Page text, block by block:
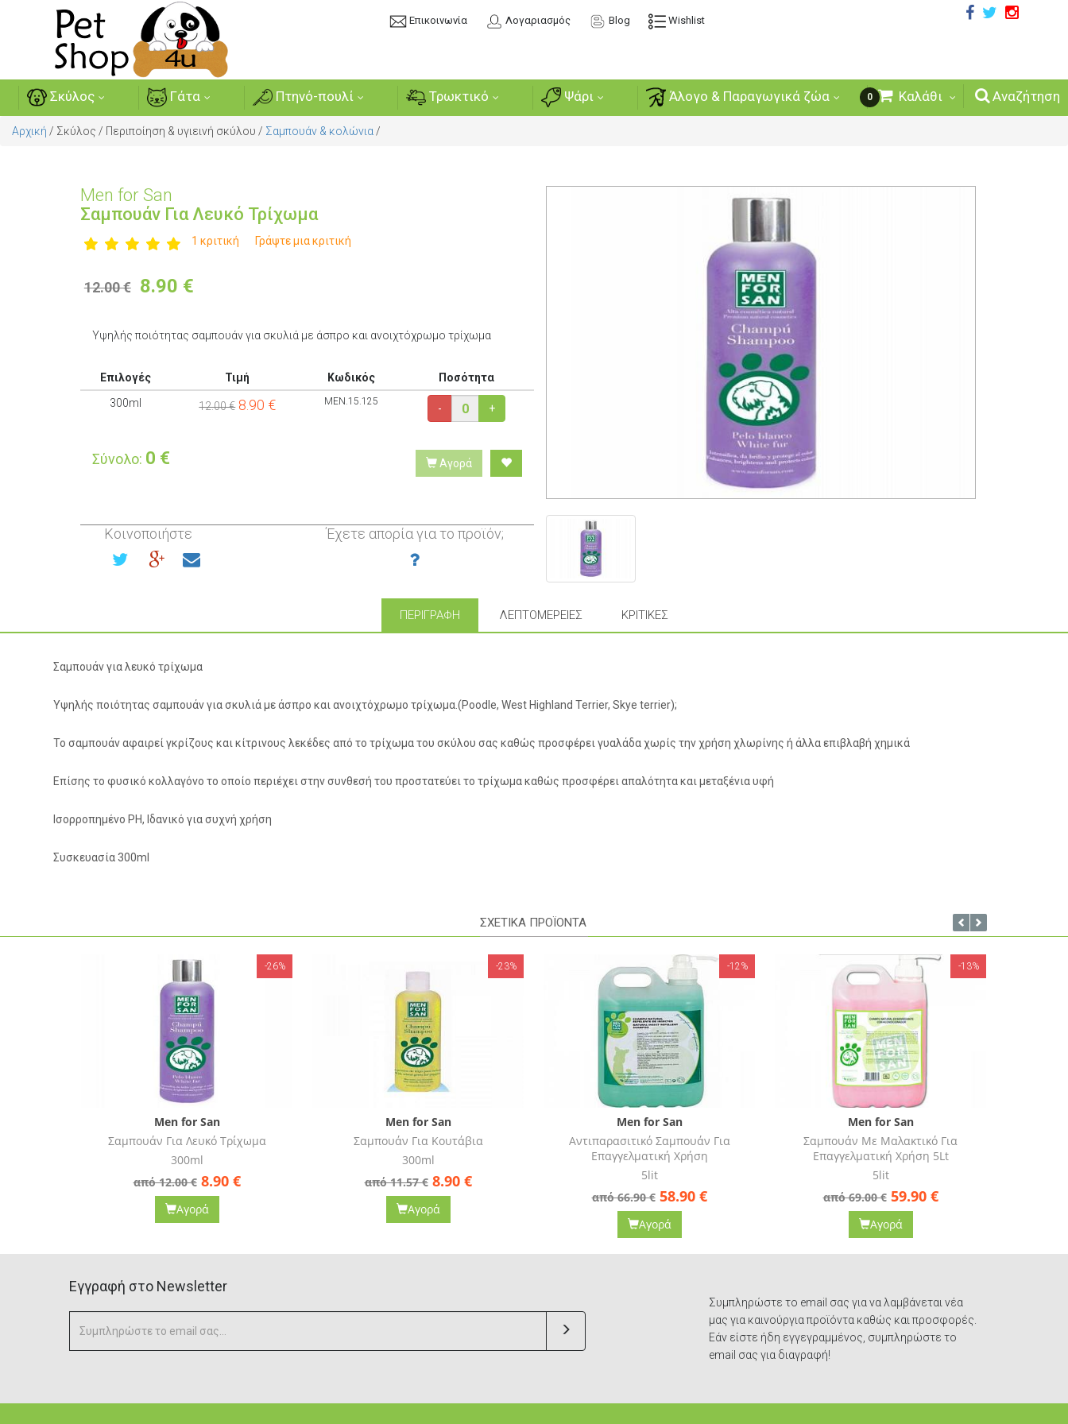
Επικοινωνία Λογαριασμός Blog Wishlist
Σκύλος Γάτα Πτηνό-πουλί Τρωκτικό Ψάρι Άλογο & Παραγωγικά ζώα Αναζήτηση
0 Καλάθι
Αρχική / Σκύλος / Περιποίηση & υγιεινή σκύλου / Σαμπουάν & κολώνια /
Men for San
Σαμπουάν Για Λευκό Τρίχωμα
1 κριτική Γράψτε μια κριτική
12.00 € 8.90 €
Υψηλής ποιότητας σαμπουάν για σκυλιά με άσπρο και ανοιχτόχρωμο τρίχωμα
Επιλογές Τιμή Κωδικός
Ποσότητα
300ml
12.00 € 8.90 € MEN.15.125
- +
Σύνολο: 0 € Αγορά
Κοινοποιήστε Έχετε απορία για το προϊόν;
ΠΕΡΙΓΡΑΦΉ ΛΕΠΤΟΜΈΡΕΙΕΣ ΚΡΙΤΙΚΈΣ
Σαμπουάν για λευκό τρίχωμα
Υψηλής ποιότητας σαμπουάν για σκυλιά με άσπρο και ανοιχτόχρωμο τρίχωμα.(Poodle, West Highland Terrier, Skye terrier);
Το σαμπουάν αφαιρεί γκρίζους και κίτρινους λεκέδες από το τρίχωμα του σκύλου σας καθώς προσφέρει γυαλάδα χωρίς την χρήση χλωρίνης ή άλλα επιβλαβή χημικά
Επίσης το φυσικό κολλαγόνο το οποίο περιέχει στην συνθεσή του προστατεύει το τρίχωμα καθώς προσφέρει απαλότητα και μεταξένια υφή
Ισορροπημένο PH, Ιδανικό για συχνή χρήση
Συσκευασία 300ml
ΣΧΕΤΙΚΑ ΠΡΟΪΟΝΤΑ
Men for San
Σαμπουάν Για Kουτάβια
300ml
από 11.57 € 8.90€
Αγορά
-23%
Men for San
Aντιπαρασιτικό Σαμπουάν Για
Επαγγελματική Χρήση
5lit
από 66.90 € 58.90
Αγορά
-12%
Men for San
Σαμπουάν Με Μαλακτικό Για
Επαγγελματική Χρήση 5Lt
5lit
από 69.00 € 59.90€
Αγορά
-13%
Men for San
Σαμπουάν Αnti-Itch Κατά Της
Φαγούρας
300ml
από 13.90 € 10.90€
Αγορά
-22%
Eγγραφή στο Newsletter
Συμπληρώστε το email σας για να λαμβάνεται νέα
μας για καινούργια προϊόντα καθώς και προσφορές.
Εάν είστε ήδη εγγεγραμμένος, συμπληρώστε το
email σας για διαγραφή!